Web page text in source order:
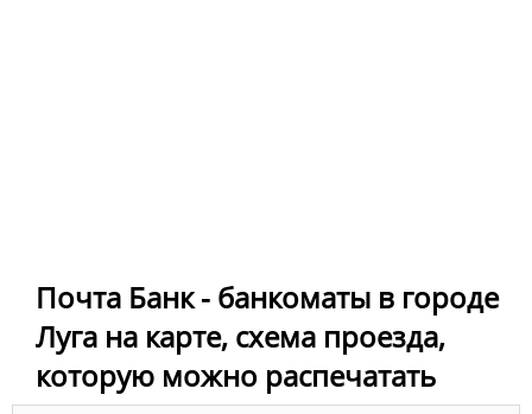
Почта Банк - банкоматы в городе
Луга на карте, схема проезда,
которую можно распечатать